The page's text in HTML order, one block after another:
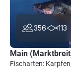
356 113
Main
Fischarten: